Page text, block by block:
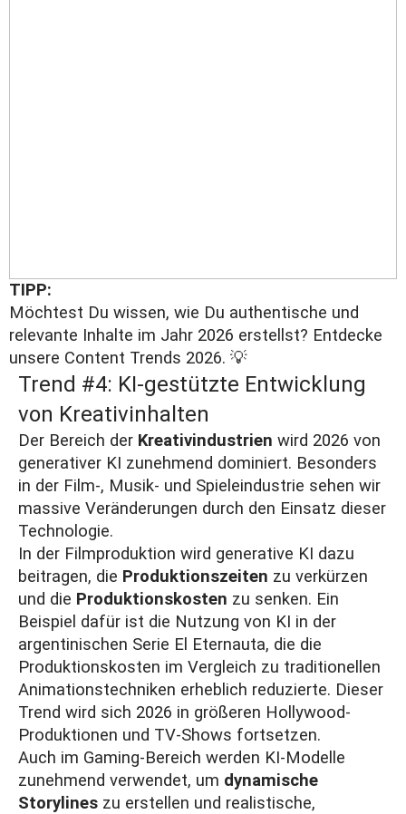
TIPP:
Möchtest Du wissen, wie Du authentische und
relevante Inhalte im Jahr 2026 erstellst? Entdecke
unsere Content Trends 2026. 💡
Trend #4: KI-gestützte Entwicklung
von Kreativinhalten
Der Bereich der Kreativindustrien wird 2026 von
generativer KI zunehmend dominiert. Besonders
in der Film-, Musik- und Spieleindustrie sehen wir
massive Veränderungen durch den Einsatz dieser
Technologie.
In der Filmproduktion wird generative KI dazu
beitragen, die Produktionszeiten zu verkürzen
und die Produktionskosten zu senken. Ein
Beispiel dafür ist die Nutzung von KI in der
argentinischen Serie El Eternauta, die die
Produktionskosten im Vergleich zu traditionellen
Animationstechniken erheblich reduzierte. Dieser
Trend wird sich 2026 in größeren Hollywood-
Produktionen und TV-Shows fortsetzen.
Auch im Gaming-Bereich werden KI-Modelle
zunehmend verwendet, um dynamische
Storylines zu erstellen und realistische,